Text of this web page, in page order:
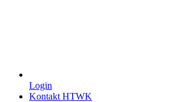
Login
Kontakt HTWK